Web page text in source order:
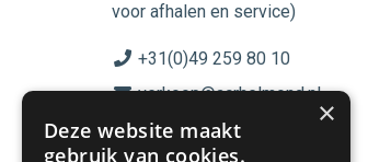
voor afhalen en service)
+31(0)49 259 80 10
verkoop@acrhelmond.nl
KvK nummer: 17025674
×
Deze website maakt
gebruik van cookies.